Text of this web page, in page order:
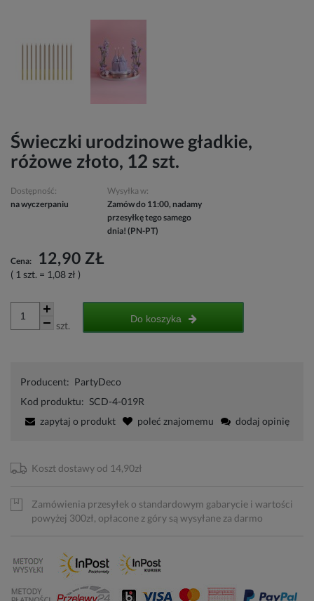
Świeczki urodzinowe gładkie,
różowe złoto, 12 szt.
Dostępność:
na wyczerpaniu
Wysyłka w:
Zamów do 11:00, nadamy
przesyłkę tego samego
dnia! (PN-PT)
Cena: 12,90 ZŁ
( 1 szt. = 1,08 zł )
szt.
Do koszyka
Producent: PartyDeco
Kod produktu: SCD-4-019R
zapytaj o produkt
poleć znajomemu dodaj opinię
Koszt dostawy od 14,90zł
Zamówienia przesyłek o standardowym gabarycie i wartości
powyżej 300zł, opłacone z góry są wysyłane za darmo